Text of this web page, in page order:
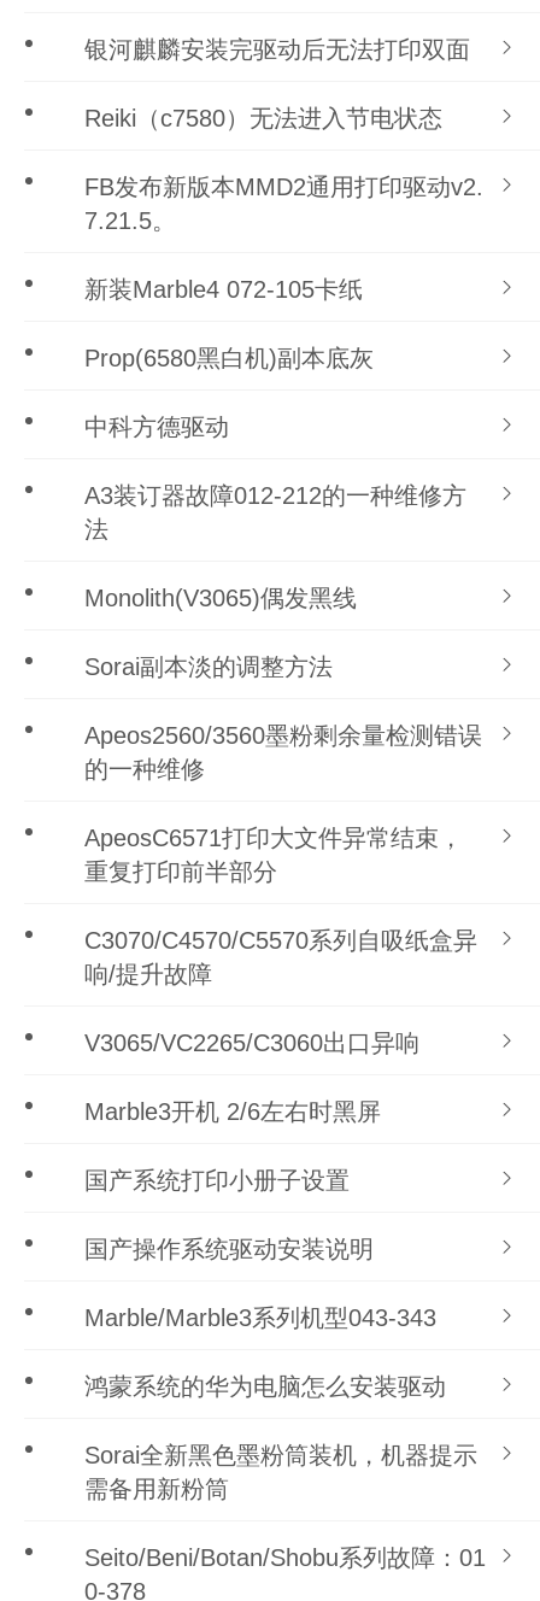
银河麒麟安装完驱动后无法打印双面
Reiki（c7580）无法进入节电状态
FB发布新版本MMD2通用打印驱动v2.
7.21.5。
新装Marble4 072-105卡纸
Prop(6580黑白机)副本底灰
中科方德驱动
A3装订器故障012-212的一种维修方
法
Monolith(V3065)偶发黑线
Sorai副本淡的调整方法
Apeos2560/3560墨粉剩余量检测错误
的一种维修
ApeosC6571打印大文件异常结束，
重复打印前半部分
C3070/C4570/C5570系列自吸纸盒异
响/提升故障
V3065/VC2265/C3060出口异响
Marble3开机 2/6左右时黑屏
国产系统打印小册子设置
国产操作系统驱动安装说明
Marble/Marble3系列机型043-343
鸿蒙系统的华为电脑怎么安装驱动
Sorai全新黑色墨粉筒装机，机器提示
需备用新粉筒
Seito/Beni/Botan/Shobu系列故障：01
0-378